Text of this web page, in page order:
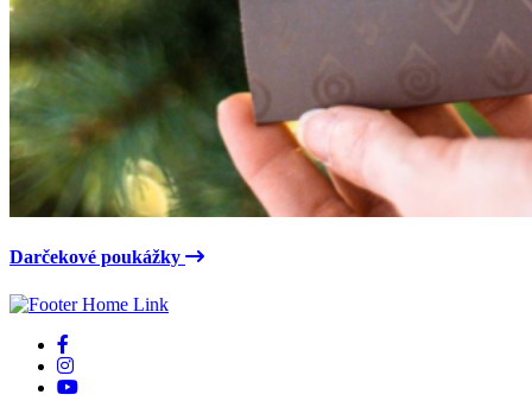
Darčekové poukážky